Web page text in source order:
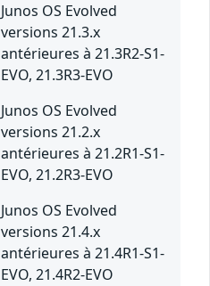
Junos OS Evolved
versions 21.3.x
antérieures à 21.3R2-S1-
EVO, 21.3R3-EVO
Junos OS Evolved
versions 21.2.x
antérieures à 21.2R1-S1-
EVO, 21.2R3-EVO
Junos OS Evolved
versions 21.4.x
antérieures à 21.4R1-S1-
EVO, 21.4R2-EVO